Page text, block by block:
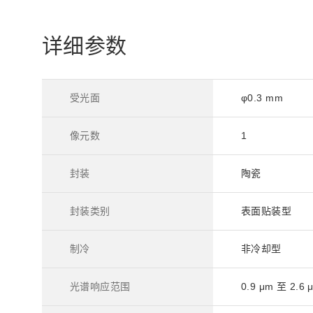
详细参数
受光面 φ0.3 mm
像元数 1
封装 陶瓷
封装类别 表面贴装型
制冷 非冷却型
光谱响应范围 0.9 μm 至 2.6